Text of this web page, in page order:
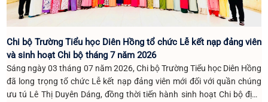
Chi bộ Trường Tiểu học Diên Hồng tổ chức Lễ kết nạp đảng viên
và sinh hoạt Chi bộ tháng 7 năm 2026
Sáng ngày 03 tháng 07 năm 2026, Chi bộ Trường Tiểu học Diên Hồng
đã long trọng tổ chức Lễ kết nạp đảng viên mới đối với quần chúng
ưu tú Lê Thị Duyên Dáng, đồng thời tiến hành sinh hoạt Chi bộ định